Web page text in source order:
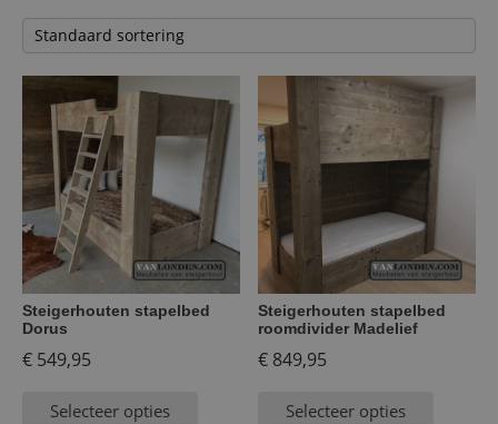
Steigerhouten stapelbed
Dorus
€ 549,95
Selecteer opties
Steigerhouten stapelbed
roomdivider Madelief
€ 849,95
Selecteer opties